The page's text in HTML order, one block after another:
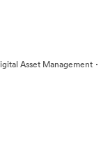
Asset Management ·